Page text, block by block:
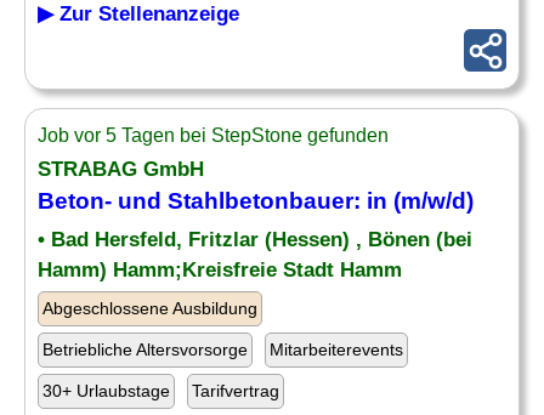
▶ Zur Stellenanzeige
Job vor 5 Tagen bei StepStone gefunden
STRABAG GmbH
Beton- und Stahlbetonbauer: in (m/w/d)
• Bad Hersfeld, Fritzlar (Hessen) , Bönen (bei
Hamm) Hamm;Kreisfreie Stadt Hamm
Abgeschlossene Ausbildung
Betriebliche Altersvorsorge Mitarbeiterevents
30+ Urlaubstage Tarifvertrag